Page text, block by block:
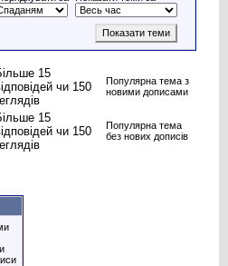
Популярна тема з
новими дописами
Популярна тема
без нових дописів